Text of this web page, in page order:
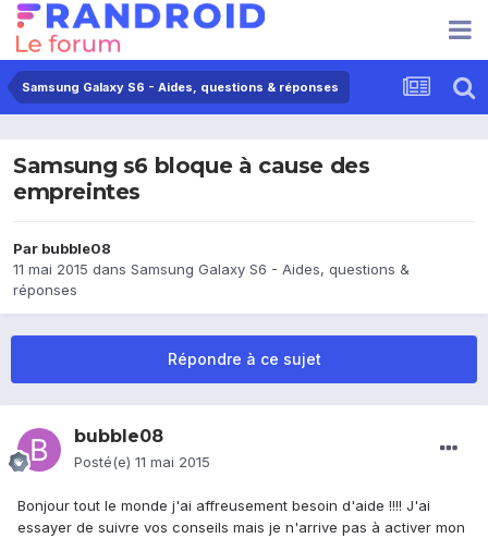
Samsung Galaxy S6 - Aides, questions & réponses
Samsung s6 bloque à cause des
empreintes
Par bubble08
11 mai 2015 dans Samsung Galaxy S6 - Aides, questions &
réponses
Répondre à ce sujet
bubble08
Posté(e) 11 mai 2015
Bonjour tout le monde j'ai affreusement besoin d'aide !!!! J'ai
essayer de suivre vos conseils mais je n'arrive pas à activer mon